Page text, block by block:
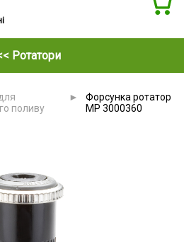
Ротатори
поливу
►
Форсунка ротатор
MP 3000360